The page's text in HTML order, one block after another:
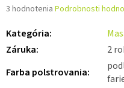
Priemerné
produktu
3,7
hviezdičiek.
3 hodnotenia Podrobnosti
Kategória:
Záruka:
2
Farba polstrovania: